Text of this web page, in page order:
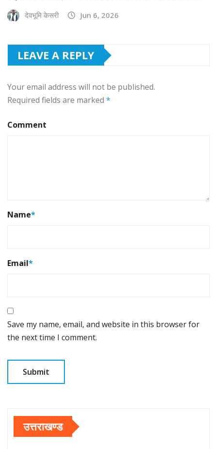
देवभूमि केसरी Jun 6, 2026
LEAVE A REPLY
Your email address will not be published.
Required fields are marked *
Comment
Name*
Email*
Save my name, email, and website in this browser for
the next time I comment.
उत्तराखण्ड